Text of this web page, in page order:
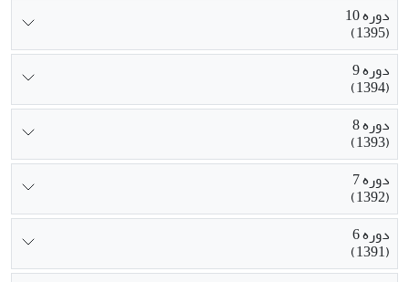
دوره 10
(1395)
دوره 9
(1394)
دوره 8
(1393)
دوره 7
(1392)
دوره 6
(1391)